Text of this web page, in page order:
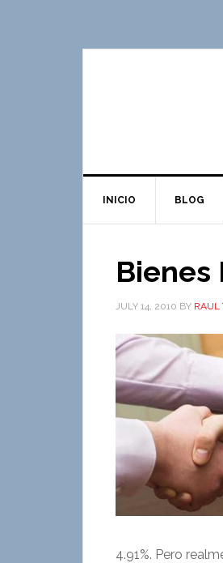
INICIO BLOG
Bienes
JULY 14, 2010 BY RAUL
4.91%. Pero